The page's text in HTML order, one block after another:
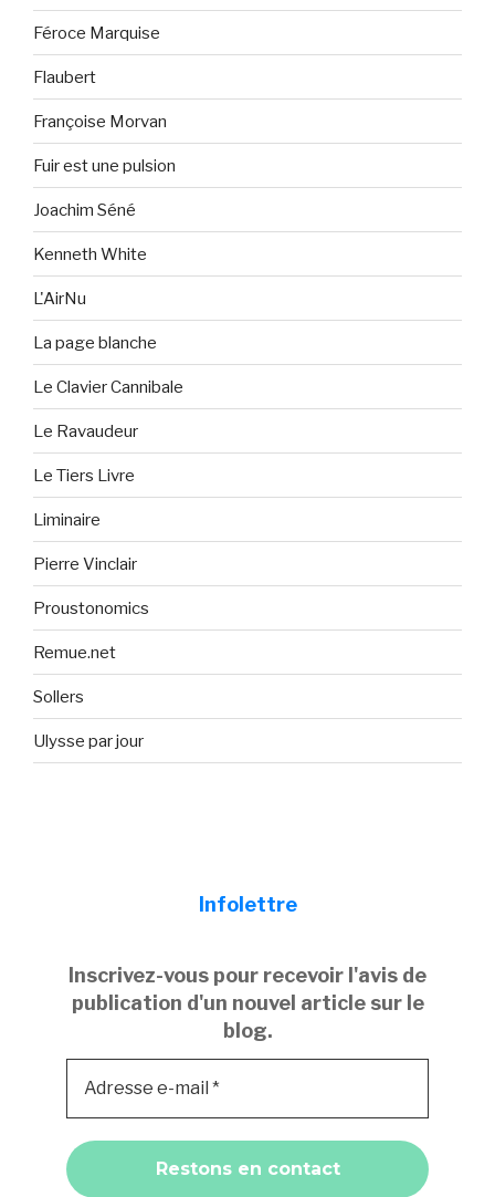
Féroce Marquise
Flaubert
Françoise Morvan
Fuir est une pulsion
Joachim Séné
Kenneth White
L'AirNu
La page blanche
Le Clavier Cannibale
Le Ravaudeur
Le Tiers Livre
Liminaire
Pierre Vinclair
Proustonomics
Remue.net
Sollers
Ulysse par jour
Infolettre
Inscrivez-vous pour recevoir l'avis de
publication d'un nouvel article sur le
blog.